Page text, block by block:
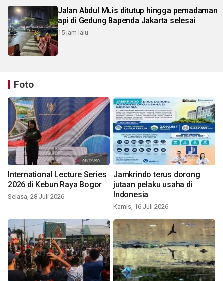
Jalan Abdul Muis ditutup hingga pemadaman
api di Gedung Bapenda Jakarta selesai
15 jam lalu
Foto
International Lecture Series
2026 di Kebun Raya Bogor
Selasa, 28 Juli 2026
Jamkrindo terus dorong
jutaan pelaku usaha di
Indonesia
Kamis, 16 Juli 2026